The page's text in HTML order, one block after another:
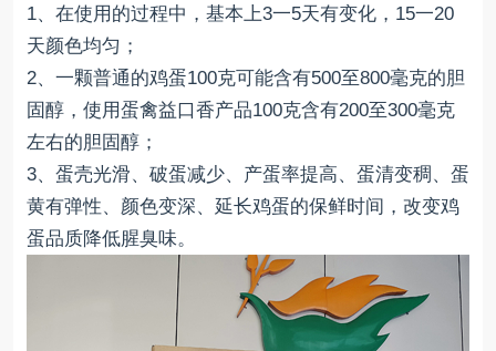
1、在使用的过程中，基本上3一5天有变化，15一20
天颜色均匀；
2、一颗普通的鸡蛋100克可能含有500至800毫克的胆
固醇，使用蛋禽益口香产品100克含有200至300毫克
左右的胆固醇；
3、蛋壳光滑、破蛋减少、产蛋率提高、蛋清变稠、蛋
黄有弹性、颜色变深、延长鸡蛋的保鲜时间，改变鸡
蛋品质降低腥臭味。